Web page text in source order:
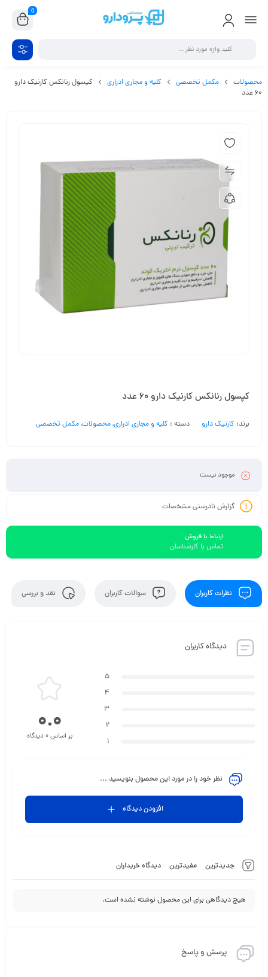
0
محصولات مکمل تخصصی کلیه و مجاری ادراری
کپسول رنانکس کارنیک دارو
60 عدد
کپسول رنانکس کارنیک دارو 60 عدد
برند: کارنیک دارو دسته : کلیه و مجاری ادراری,محصولات,مکمل تخصصی
موجود نیست
گزارش نادرستی مشخصات
ارتباط با فروش
تماس با کارشناسان
نظرات کاربران سوالات کاربران نقد و بررسی
دیدگاه کاربران
جدیدترین مفیدترین دیدگاه خریداران
هیچ دیدگاهی برای این محصول نوشته نشده است.
5
4
3
2
1
0.0
بر اساس 0 دیدگاه
نظر خود را در مورد این محصول بنویسید ...
افزودن دیدگاه
پرسش و پاسخ